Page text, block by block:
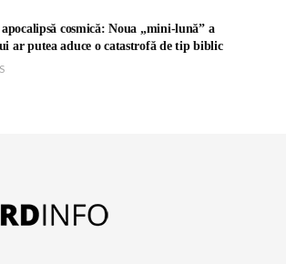
cosmică: Noua „mini-lună” a
ar putea aduce o catastrofă de tip biblic